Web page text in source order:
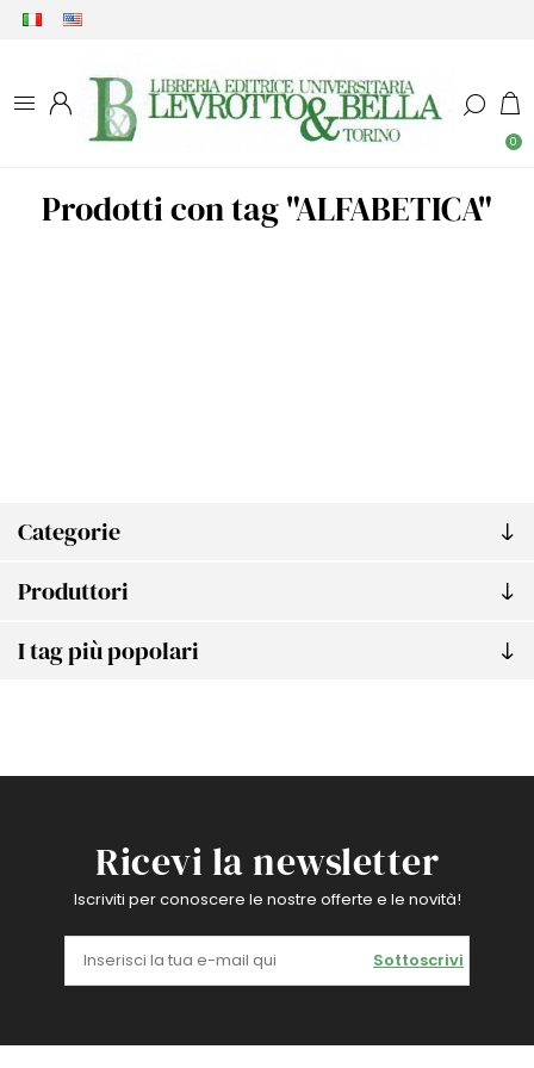
0
Categorie
Produttori
I tag più popolari
Prodotti con tag "ALFABETICA"
Ricevi la newsletter
Iscriviti per conoscere le nostre offerte e le novità!
Sottoscrivi